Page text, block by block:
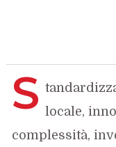
S locale,
complessità,